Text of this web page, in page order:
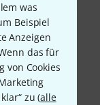
was
Beispiel
Anzeigen
das für
von Cookies
zu (alle
bezahlen